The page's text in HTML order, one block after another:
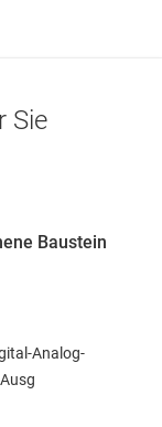
Sie
Baustein
Analog-